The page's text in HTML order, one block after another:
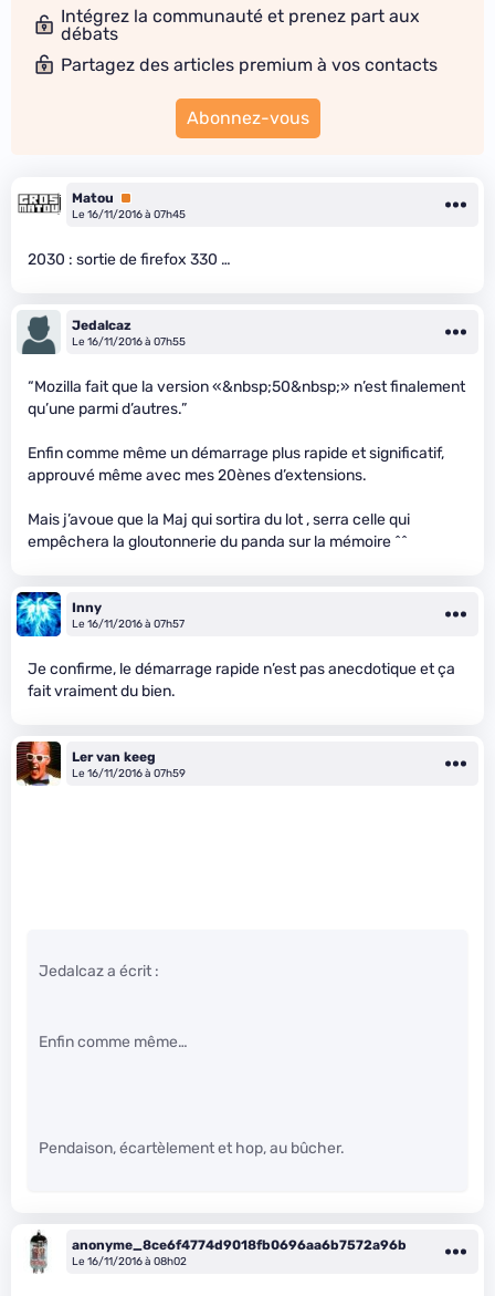
Intégrez la communauté et prenez part aux
débats
Partagez des articles premium à vos contacts
Abonnez-vous
Matou
Premium
Le 16/11/2016 à 07h45
2030 : sortie de firefox 330 …
Jedalcaz
Le 16/11/2016 à 07h55
“Mozilla fait que la version «&nbsp;50&nbsp;» n’est finalement
qu’une parmi d’autres.”
Enfin comme même un démarrage plus rapide et significatif,
approuvé même avec mes 20ènes d’extensions.
Mais j’avoue que la Maj qui sortira du lot , serra celle qui
empêchera la gloutonnerie du panda sur la mémoire ^^
Inny
Le 16/11/2016 à 07h57
Je confirme, le démarrage rapide n’est pas anecdotique et ça
fait vraiment du bien.
Ler van keeg
Le 16/11/2016 à 07h59
Jedalcaz a écrit :
Enfin comme même…
Pendaison, écartèlement et hop, au bûcher.
anonyme_8ce6f4774d9018fb0696aa6b7572a96b
Le 16/11/2016 à 08h02